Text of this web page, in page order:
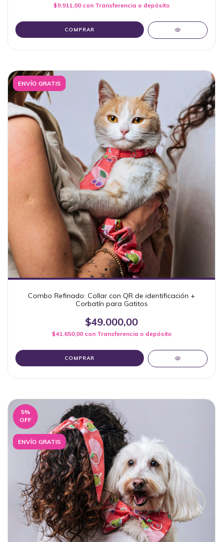
$9.911,00 con Transferencia o depósito
COMPRAR
ENVÍO GRATIS
Combo Refinado: Collar con QR de identificación +
Corbatín para Gatitos
$49.000,00
$41.650,00 con Transferencia o depósito
COMPRAR
5%
OFF
ENVÍO GRATIS